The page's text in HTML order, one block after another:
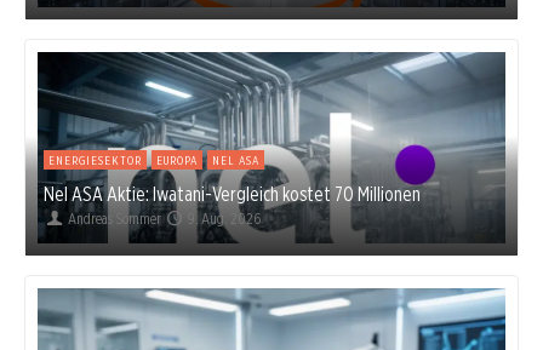
ENERGIESEKTOR EUROPA NEL ASA
Nel ASA Aktie: Iwatani-Vergleich kostet 70 Millionen
Andreas Sommer 9. Aug. 2026